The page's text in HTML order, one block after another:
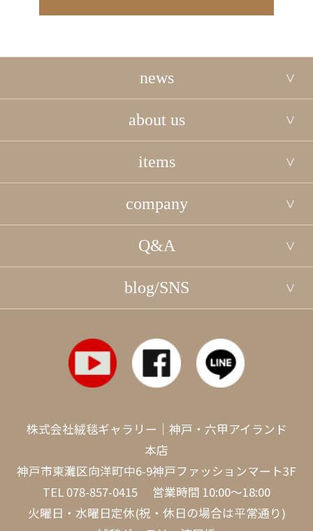
news
about us
items
company
Q&A
blog/SNS
株式会社絨毯ギャラリー｜神戸・六甲アイランド
本店
神戸市東灘区向洋町中6-9神戸ファッションマート3F
TEL 078-857-0415 営業時間 10:00～18:00
火曜日・水曜日定休(祝・休日の場合は平常通り)